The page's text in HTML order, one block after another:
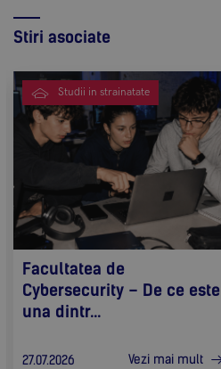
Stiri asociate
Studii in strainatate
Facultatea de
Cybersecurity – De ce este
una dintr...
27.07.2026 Vezi mai mult